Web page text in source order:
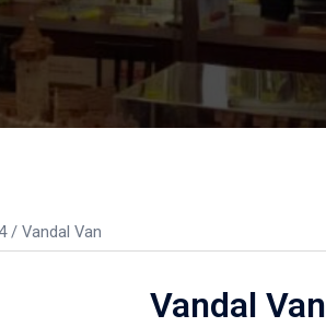
/ Vandal Van
Vandal Van